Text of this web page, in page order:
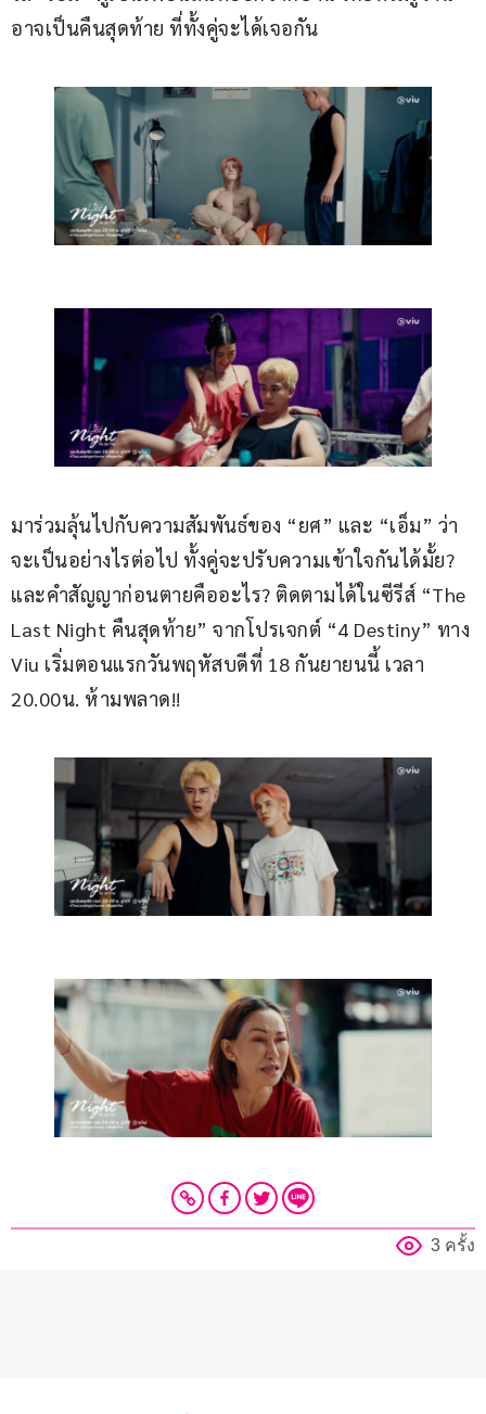
อาจเป็นคืนสุดท้าย ที่ทั้งคู่จะได้เจอกัน
มาร่วมลุ้นไปกับความสัมพันธ์ของ “ยศ” และ “เอ็ม” ว่า
จะเป็นอย่างไรต่อไป ทั้งคู่จะปรับความเข้าใจกันได้มั้ย?
และคำสัญญาก่อนตายคืออะไร? ติดตามได้ในซีรีส์ “The
Last Night คืนสุดท้าย” จากโปรเจกต์ “4 Destiny” ทาง
Viu เริ่มตอนแรกวันพฤหัสบดีที่ 18 กันยายนนี้ เวลา
20.00น. ห้ามพลาด!!
3 ครั้ง